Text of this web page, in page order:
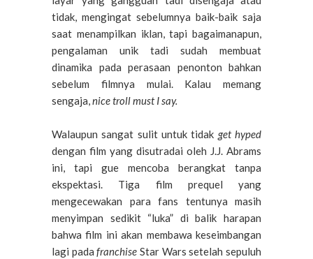
tidak, mengingat sebelumnya baik-baik saja
saat menampilkan iklan, tapi bagaimanapun,
pengalaman unik tadi sudah membuat
dinamika pada perasaan penonton bahkan
sebelum filmnya mulai. Kalau memang
sengaja,nice troll must I say.
Walaupun sangat sulit untuk tidak get hyped
dengan film yang disutradai oleh J.J. Abrams
ini, tapi gue mencoba berangkat tanpa
ekspektasi. Tiga film prequel yang
mengecewakan para fans tentunya masih
menyimpan sedikit “luka” di balik harapan
bahwa film ini akan membawa keseimbangan
lagi padafranchise Star Wars setelah sepuluh